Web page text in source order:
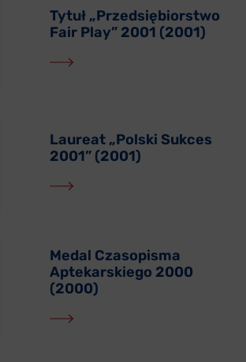
Tytuł „Przedsiębiorstwo
Fair Play” 2001 (2001)
Laureat „Polski Sukces
2001” (2001)
Medal Czasopisma
Aptekarskiego 2000
(2000)